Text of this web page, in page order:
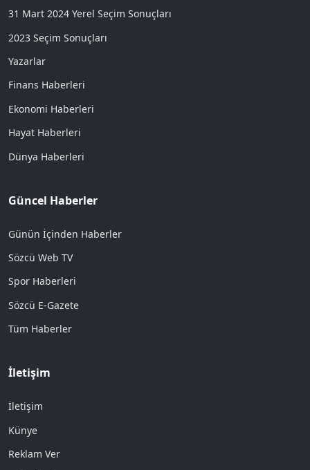
31 Mart 2024 Yerel Seçim Sonuçları
2023 Seçim Sonuçları
Yazarlar
Finans Haberleri
Ekonomi Haberleri
Hayat Haberleri
Dünya Haberleri
Güncel Haberler
Günün İçinden Haberler
Sözcü Web TV
Spor Haberleri
Sözcü E-Gazete
Tüm Haberler
İletişim
İletişim
Künye
Reklam Ver